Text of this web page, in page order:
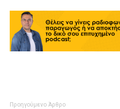
Προηγούμενο Άρθρο